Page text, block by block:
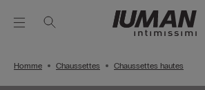
Homme Chaussettes Chaussettes hautes